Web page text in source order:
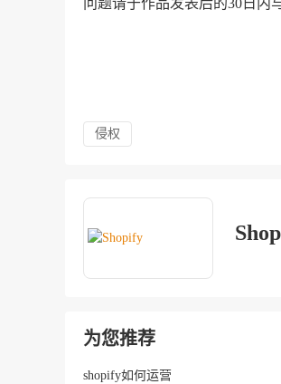
问题请于作品发表后的30日内
侵权
为您推荐
shopify如何运营